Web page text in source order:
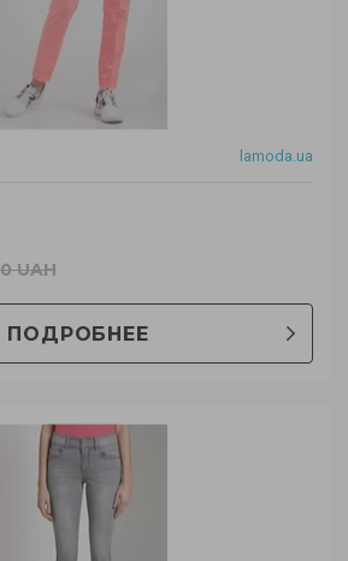
lamoda.ua
UAH
ПОДРОБНЕЕ